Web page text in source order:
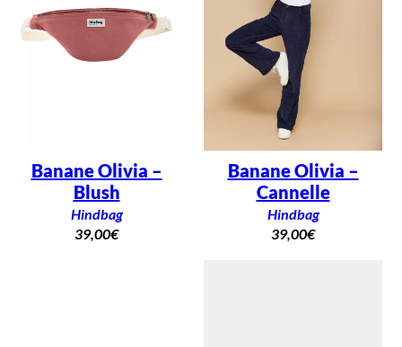
Banane Olivia –
Blush
Hindbag
39,00€
Banane Olivia –
Cannelle
Hindbag
39,00€